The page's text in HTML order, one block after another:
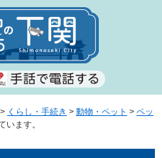
> くらし・手続き > 動物・ペット > ペッ
います。